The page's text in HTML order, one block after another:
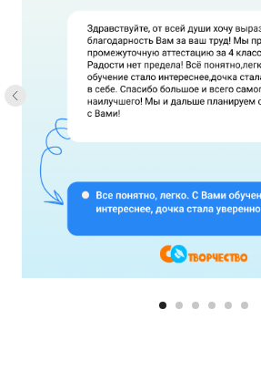
Отправляя заявку, вы соглашаетесь
с политикой конфиденциальности
Попробовать бесплатно